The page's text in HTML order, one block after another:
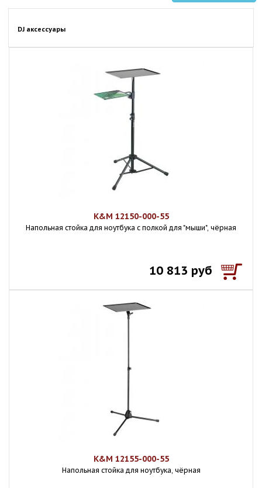
DJ аксессуары
K&M 12150-000-55
Напольная стойка для ноутбука с полкой для "мыши", чёрная
10 813 руб
K&M 12155-000-55
Напольная стойка для ноутбука, чёрная